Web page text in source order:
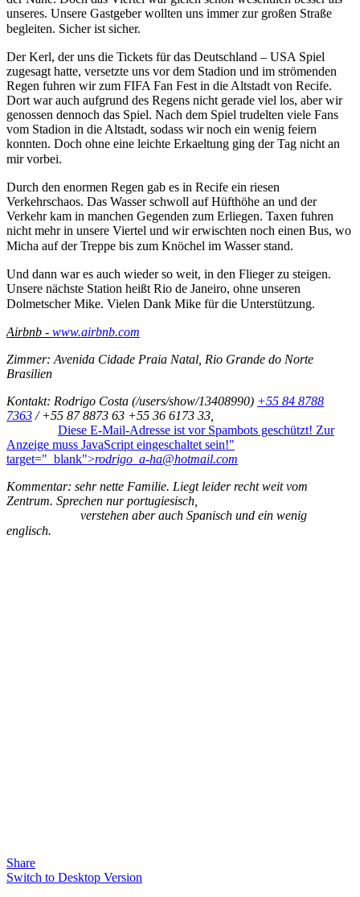
unseres. Unsere Gastgeber wollten uns immer zur großen Straße
begleiten. Sicher ist sicher.
Der Kerl, der uns die Tickets für das Deutschland – USA Spiel
zugesagt hatte, versetzte uns vor dem Stadion und im strömenden
Regen fuhren wir zum FIFA Fan Fest in die Altstadt von Recife.
Dort war auch aufgrund des Regens nicht gerade viel los, aber wir
genossen dennoch das Spiel. Nach dem Spiel trudelten viele Fans
vom Stadion in die Altstadt, sodass wir noch ein wenig feiern
konnten. Doch ohne eine leichte Erkaeltung ging der Tag nicht an
mir vorbei.
Durch den enormen Regen gab es in Recife ein riesen
Verkehrschaos. Das Wasser schwoll auf Hüfthöhe an und der
Verkehr kam in manchen Gegenden zum Erliegen. Taxen fuhren
nicht mehr in unsere Viertel und wir erwischten noch einen Bus, wo
Micha auf der Treppe bis zum Knöchel im Wasser stand.
Und dann war es auch wieder so weit, in den Flieger zu steigen.
Unsere nächste Station heißt Rio de Janeiro, ohne unseren
Dolmetscher Mike. Vielen Dank Mike für die Unterstützung.
Airbnb - www.airbnb.com
Zimmer: Avenida Cidade Praia Natal, Rio Grande do Norte
Brasilien
Kontakt: Rodrigo Costa (/users/show/13408990) +55 84 8788
7363 / +55 87 8873 63 +55 36 6173 33,
Diese E-Mail-Adresse ist vor Spambots geschützt! Zur
Anzeige muss JavaScript eingeschaltet sein!"
target="_blank">rodrigo_a-ha@hotmail.com
Kommentar: sehr nette Familie. Liegt leider recht weit vom
Zentrum. Sprechen nur portugiesisch,
verstehen aber auch Spanisch und ein wenig
englisch.
Share
Switch to Desktop Version